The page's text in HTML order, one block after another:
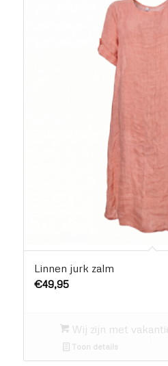
Linnen jurk zalm
€49,95
Wij zijn met
Toon details